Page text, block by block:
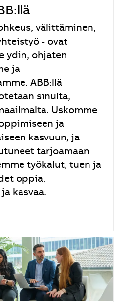
välittäminen,
- ovat
ydin, ohjaten
ja
ABB:llä
sinulta,
Uskomme
ja
kasvuun, ja
tarjoamaan
työkalut, tuen ja
oppia,
kasvaa.